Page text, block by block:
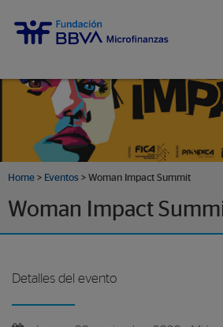
Home > Eventos > Woman Impact Summit
Woman Impact
Detalles del evento